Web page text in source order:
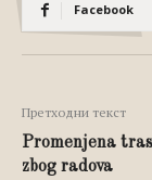
Facebook
Претходни текст
Promenjena
zbog radova